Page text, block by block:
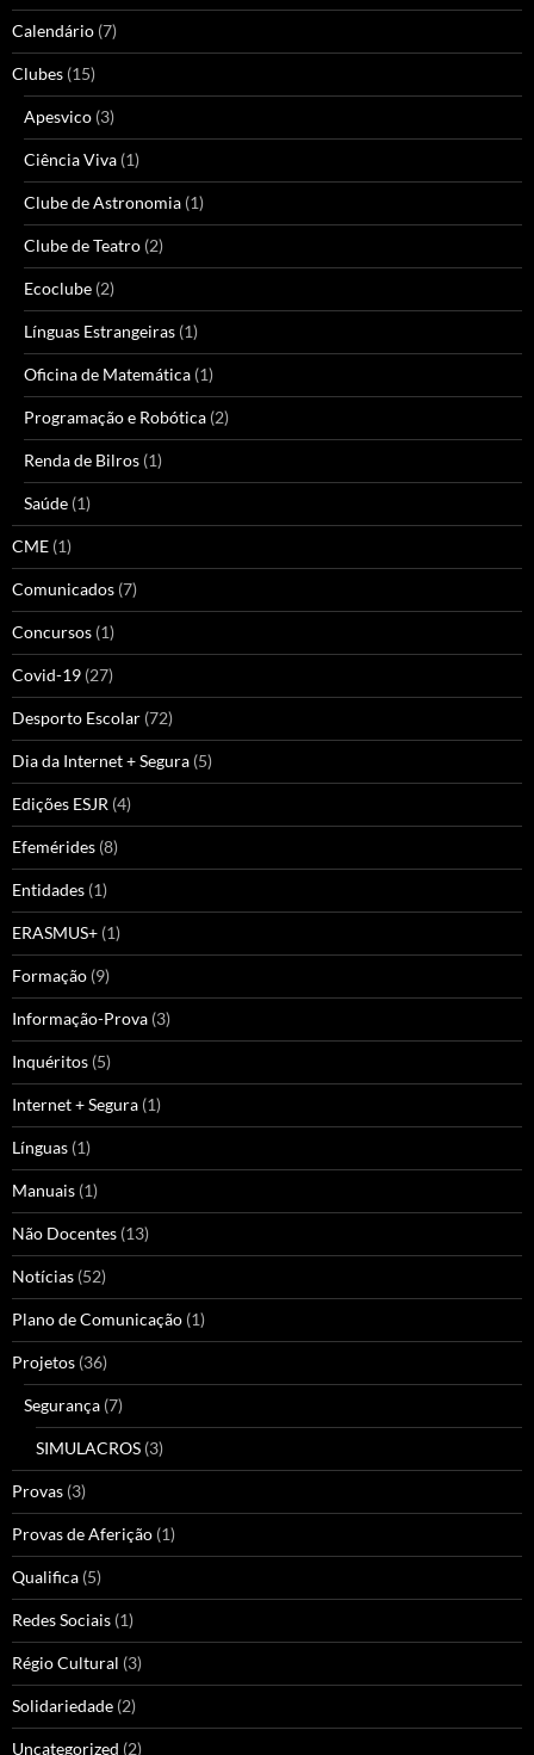
Calendário (7)
Clubes (15)
Apesvico (3)
Ciência Viva (1)
Clube de Astronomia (1)
Clube de Teatro (2)
Ecoclube (2)
Línguas Estrangeiras (1)
Oficina de Matemática (1)
Programação e Robótica (2)
Renda de Bilros (1)
Saúde (1)
CME (1)
Comunicados (7)
Concursos (1)
Covid-19 (27)
Desporto Escolar (72)
Dia da Internet + Segura (5)
Edições ESJR (4)
Efemérides (8)
Entidades (1)
ERASMUS+ (1)
Formação (9)
Informação-Prova (3)
Inquéritos (5)
Internet + Segura (1)
Línguas (1)
Manuais (1)
Não Docentes (13)
Notícias (52)
Plano de Comunicação (1)
Projetos (36)
Segurança (7)
SIMULACROS (3)
Provas (3)
Provas de Aferição (1)
Qualifica (5)
Redes Sociais (1)
Régio Cultural (3)
Solidariedade (2)
Uncategorized (2)